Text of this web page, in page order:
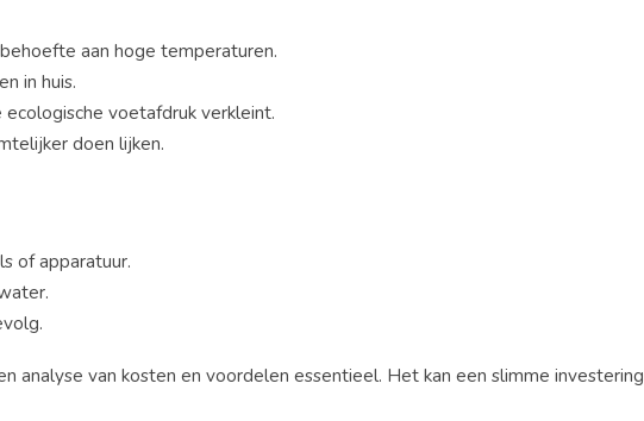
aan hoge temperaturen.
in huis.
voetafdruk verkleint.
doen lijken.
of apparatuur.
van kosten en voordelen essentieel. Het kan een slimme investering